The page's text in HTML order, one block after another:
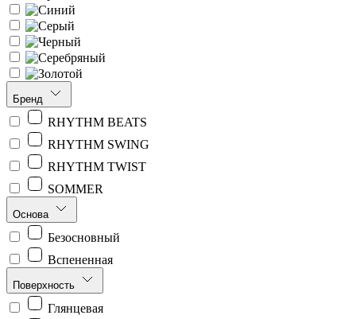
Бренд
RHYTHM BEATS
RHYTHM SWING
RHYTHM TWIST
SOMMER
Основа
Безосновный
Вспененная
Поверхность
Глянцевая